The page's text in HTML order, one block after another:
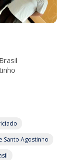
Santo Agostinho